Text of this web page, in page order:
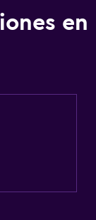
(pueden
turística
en